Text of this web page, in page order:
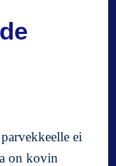
ei
on kovin